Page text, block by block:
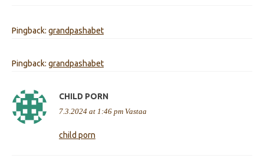
Pingback: grandpashabet
Pingback: grandpashabet
CHILD PORN
7.3.2024 at 1:46 pm Vastaa
child porn